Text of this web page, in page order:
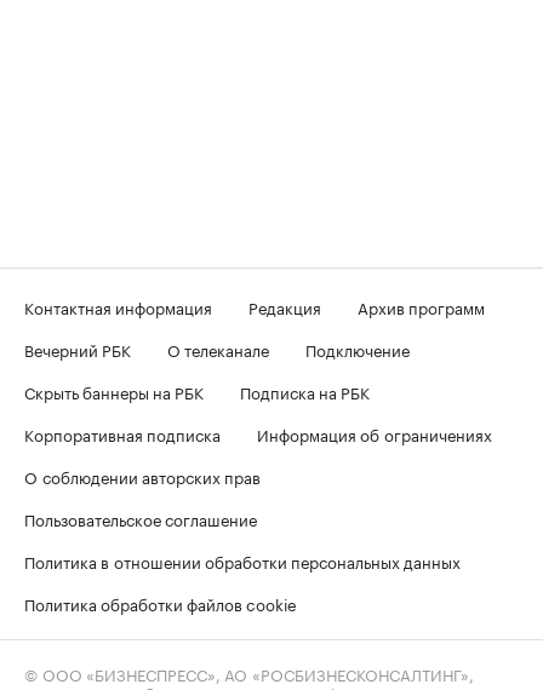
Контактная информация Редакция
Архив программ
Вечерний РБК
О телеканале
Подключение
Скрыть баннеры на РБК
Подписка на РБК
Корпоративная подписка
Информация об ограничениях
О соблюдении авторских прав
Пользовательское соглашение
Политика в отношении обработки персональных данных
Политика обработки файлов cookie
© ООО «БИЗНЕСПРЕСС», АО «РОСБИЗНЕСКОНСАЛТИНГ»,